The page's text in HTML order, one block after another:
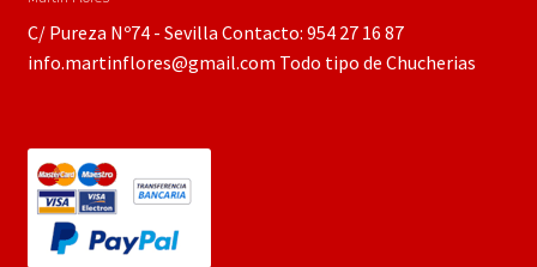
C/ Pureza Nº74 - Sevilla Contacto: 954 27 16 87
info.martinflores@gmail.com Todo tipo de Chucherias